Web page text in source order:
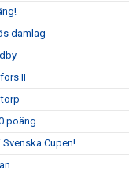
damlag
IF
poäng.
Cupen!